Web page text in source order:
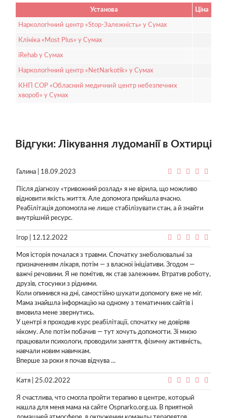
Установа Ціна
Наркологічний центр «Stop-Залежність» у Сумах
Клініка «Most Plus» у Сумах
iRehab у Сумах
Наркологічний центр «NetNarkotik» у Сумах
КНП СОР «Обласний медичний центр небезпечних
хвороб» у Сумах
Відгуки: Лікування лудоманії в Охтирці
Галина | 18.09.2023
Після діагнозу «тривожний розлад» я не вірила, що можливо
відновити якість життя. Але допомога прийшла вчасно.
Реабілітація допомогла не лише стабілізувати стан, а й знайти
внутрішній ресурс.
Ігор | 12.12.2022
Моя історія почалася з травми. Спочатку знеболювальні за
призначенням лікаря, потім — з власної ініціативи. Згодом —
важчі речовини. Я не помітив, як став залежним. Втратив роботу,
друзів, стосунки з рідними.
Коли опинився на дні, самостійно шукати допомогу вже не міг.
Мама знайшла інформацію на одному з тематичних сайтів і
вмовила мене звернутись.
У центрі я проходив курс реабілітації, спочатку не довіряв
нікому. Але потім побачив — тут хочуть допомогти. Зі мною
працювали психологи, проводили заняття, фізичну активність,
навчали новим навичкам.
Вперше за роки я почав відчува ...
Катя | 25.02.2022
Я счастлива, что смогла пройти терапию в центре, который
нашла для меня мама на сайте Ospnarko.org.ua. В приятной